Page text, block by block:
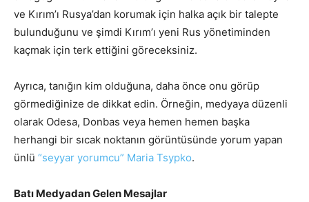
ve Kırım’ı Rusya’dan korumak için halka açık bir talepte
bulunduğunu ve şimdi Kırım’ı yeni Rus yönetiminden
kaçmak için terk ettiğini göreceksiniz.
Ayrıca, tanığın kim olduğuna, daha önce onu görüp
görmediğinize de dikkat edin. Örneğin, medyaya düzenli
olarak Odesa, Donbas veya hemen hemen başka
herhangi bir sıcak noktanın görüntüsünde yorum yapan
ünlü “seyyar yorumcu” Maria Tsypko.
Batı Medyadan Gelen Mesajlar